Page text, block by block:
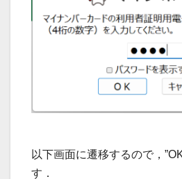
以下画面に遷移するので，
す．